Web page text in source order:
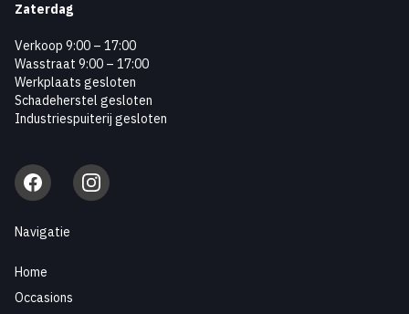
Zaterdag
Verkoop 9:00 – 17:00
Wasstraat 9:00 – 17:00
Werkplaats gesloten
Schadeherstel gesloten
Industriespuiterij gesloten
Facebook Instagram
Navigatie
Home
Occasions